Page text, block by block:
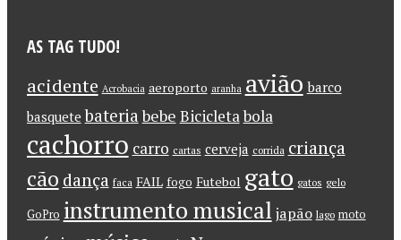
AS TAG TUDO!
acidente Acrobacia aeroporto aranha avião barco
basquete bateriabebe Bicicletabola
cachorro carro cartas cerveja corrida criança
cão dança faca FAIL fogo Futebol gato gatos gelo
GoPro instrumento musical japão lago moto